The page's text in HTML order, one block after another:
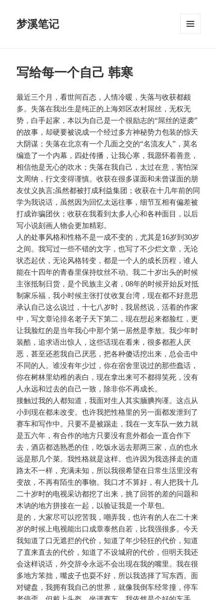
梦溪笔记
写给每一个自己 韩寒
最近三个月，看世间百态，人情冷暖，失落与收获都颇
多。失落在我出生是纯正的上海郊区农村屌丝，无权无
势，白手起家，本以为自己是一个很励志的“屌丝的逆袭”
的故事，却硬要被说成一个经过多方神秘势力包装的惊天
大阴谋；失落在北京有一个几面之交的“名流友人”，莫名
编造了一个内幕，四处传播，让我心寒，我愿怀着善意，
相信他是无心的吹水；失落在我自己，太过在意，害怕深
文周纳，行文变得谨慎。收获在很多谋面和未曾谋面的朋
友仗义执言;虽然都被打成利益集团；收获在十几年前的同
学为我说话，虽然因为回忆太远往事，细节互相有偏差被
打成诈骗团伙；收获在我看到太多人心和各种面目，以后
写小说刻画人物会更加精彩。
人的处事风格和性格不是一成不变的，尤其是16岁到30岁
之间。我写过一些不错的文字，也写了不少烂文章，无论
状态起伏，无论风格转变，都是一个人的成长历程，谁人
能在十四年的青春里保持纹丝不动。我二十岁出头的时候
主张抵制日货，是个民族主义者，08年的时候开始反对抵
制家乐福，我小时候主张打仗收复台湾，现在都不好意思
承认自己这么说过，十七八岁时，我居然说，活着的作家
中，写文章论排名老子天下第二，现在想起来都脸红，更
让我脸红的是当年我心中那个第一居然是李敖。我少年时
装酷，追求语出惊人，这些话现在看来，很多都惹人厌
恶，甚至还惹我自己厌恶，把各种傻话挖出来，总会击中
不同的人。谁没有年少过，你在宿舍里说过的那些蠢话，
你在树林里幼稚的表白，现在拿出来可不都得笑死，没有
人永远和过去的自己一致，除非你不再成长。
接触过我的人都知道，我面对生人其实腼腆拘谨。这点从
小到现在都未改变。也许我把性格里的另一面都发泄到了
赛车和写作中。只要不是被踢走，我在一支车队一效力就
是五六年，有合作的地方只要没有意外都会一直合作下
去，酒店都选熟悉的住，吃饭永远去那两三家，点的也永
远是那几个菜。我性格就是这样。也许因为我选择走的道
路太不一样，充满未知，所以我很希望在日常生活里没有
变故，不再有陌生的事物。我口才不算好，有人把我十几
二十岁时的电视采访都挖了出来，挑了回答的差的问题和
木讷的地方拼接在一起，以验证我是一个草包。
是的，大家尽可以挖苦我，嘲弄我，也许有的人在二十来
岁的时候上电视能出口成章泰然自若，比我强很多。今天
我知道了口无遮拦的代价，知道了年少轻狂的代价，知道
了直来直去的代价，知道了不设城府的代价，但明天我还
会这样说话，外交辞令永远不会出现在我的嘴里。我在很
多地方笨拙，嘴皮子也耍不好，所以我选择了写东西。面
对键盘，我拥有我自己的世界，就像我倒车经常撞，停车